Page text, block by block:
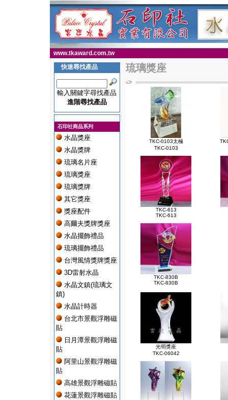
www.tkaward.com.tw
快速尋找產品
輸入關鍵字尋找產品
進階尋找產品
石印社商品系列
水晶獎座
水晶獎牌
琉璃名片座
琉璃獎座
琉璃獎牌
其它獎座
獎座配件
高爾夫獎牌獎座
水晶擺飾禮品
琉璃擺飾禮品
台灣風情獎牌獎座
3D雷射水晶
水晶文鎮(琉璃文
鎮)
水晶計時器
台北市景觀浮雕磁
貼
日月潭景觀浮雕磁
貼
阿里山景觀浮雕磁
貼
高雄景觀浮雕磁貼
花蓮景觀浮雕磁貼
琉璃獎座
TKC-0103太極
TKC-0103
TKC-613
TKC-613
TKC-830B
TKC-830B
光明獎座
TKC-06042